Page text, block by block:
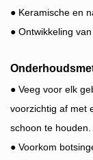
● Keramische en
● Ontwikkeling
● Veeg voor elk
voorzichtig af met
schoon te houden.
● Voorkom